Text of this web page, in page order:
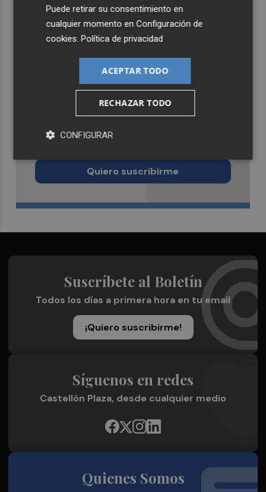
Recibe toda la actualidad de
Quiero suscribirme
Suscríbete al Boletín
Todos los días a primera hora en tu email
¡Quiero suscribirme!
Síguenos en redes
Castellón Plaza, desde cualquier medio
Quienes Somos
Puede retirar su consentimiento en
cualquier momento enConfiguración de
cookies.Política de privacidad
ACEPTAR TODO
RECHAZAR TODO
CONFIGURAR